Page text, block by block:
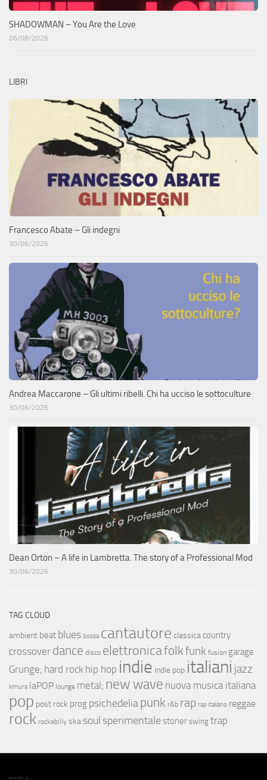
SHADOWMAN – You Are the Love
06/08/2026
LIBRI
Francesco Abate – Gli indegni
30/06/2026
Andrea Maccarone – Gli ultimi ribelli. Chi ha ucciso le sottoculture
30/06/2026
Dean Orton – A life in Lambretta. The story of a Professional Mod
30/06/2026
TAG CLOUD
ambient beat blues bossa cantautore classica country
crossover dance disco elettronicafolkfunk fusion garage
Grunge; hard rock hip hop indie indie pop italiani jazz
kimura laPOP lounge metal; new wave nuova musica italiana
pop post rock prog psichedeliapunk r&b rap rap italiano reggae
rock rockabilly ska soul sperimentale stoner swing trap